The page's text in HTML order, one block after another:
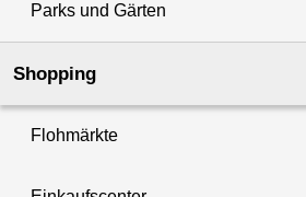
Parks und Gärten
Shopping
Flohmärkte